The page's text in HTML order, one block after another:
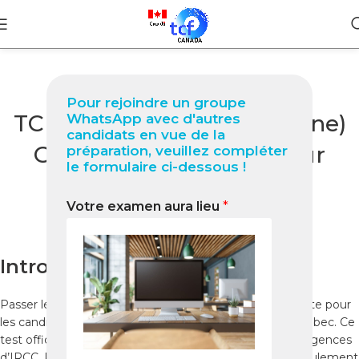
Pour rejoindre un groupe
WhatsApp avec d'autres
candidats en vue de la
préparation, veuillez compléter
le formulaire ci-dessous !
Votre examen aura lieu *
BLOG
TCF Canada à Wuhan (Chine)
Guide complet 2026 pour
NabilOn janvier 19, 2026
Introduction
Passer le TCF Canada à Wuhan est une étape importante pour
les candidats souhaitant immigrer au Canada ou au Québec. Ce
test officiel certifie votre niveau de français selon les exigences